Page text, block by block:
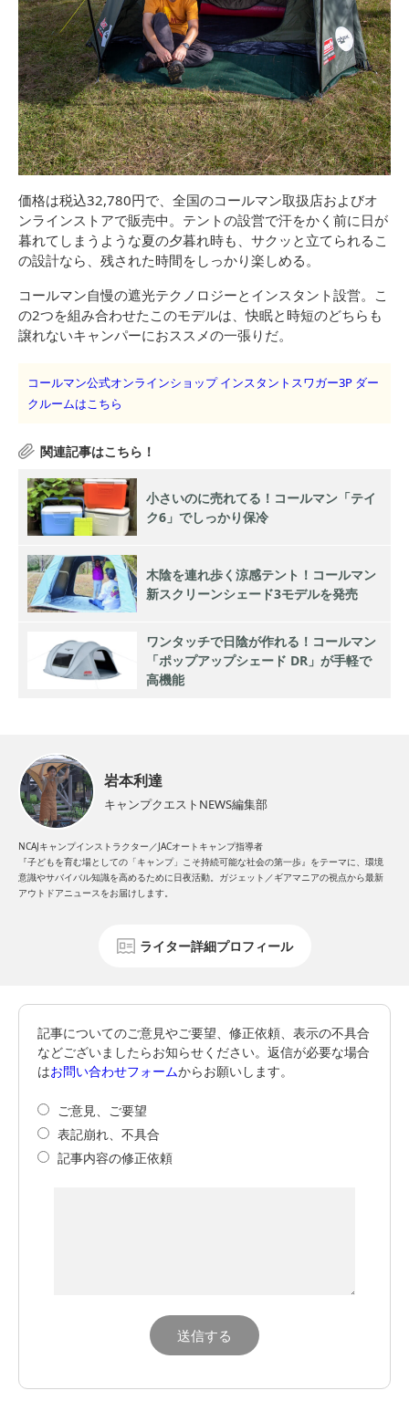
価格は税込32,780円で、全国のコールマン取扱店およびオ
ンラインストアで販売中。テントの設営で汗をかく前に日が
暮れてしまうような夏の夕暮れ時も、サクッと立てられるこ
の設計なら、残された時間をしっかり楽しめる。
コールマン自慢の遮光テクノロジーとインスタント設営。こ
の2つを組み合わせたこのモデルは、快眠と時短のどちらも
譲れないキャンパーにおススメの一張りだ。
コールマン公式オンラインショップ インスタントスワガー3P ダー
クルームはこちら
小さいのに売れてる！コールマン「テイ
ク6」でしっかり保冷
木陰を連れ歩く涼感テント！コールマン
新スクリーンシェード3モデルを発売
ワンタッチで日陰が作れる！コールマン
「ポップアップシェード DR」が手軽で
高機能
岩本利達
キャンプクエストNEWS編集部
NCAJキャンプインストラクター／JACオートキャンプ指導者
『子どもを育む場としての「キャンプ」こそ持続可能な社会の第一歩』をテーマに、環境
意識やサバイバル知識を高めるために日夜活動。ガジェット／ギアマニアの視点から最新
アウトドアニュースをお届けします。
ライター詳細プロフィール
記事についてのご意見やご要望、修正依頼、表示の不具合
などございましたらお知らせください。返信が必要な場合
はお問い合わせフォームからお願いします。
ご意見、ご要望
表記崩れ、不具合
記事内容の修正依頼